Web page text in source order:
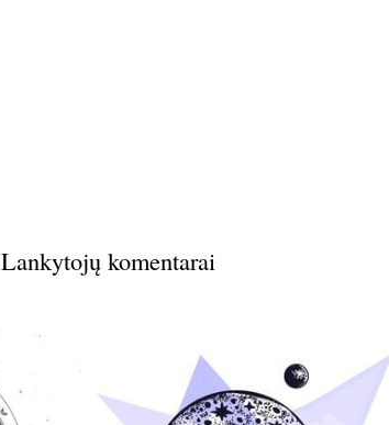
Lankytojų komentarai